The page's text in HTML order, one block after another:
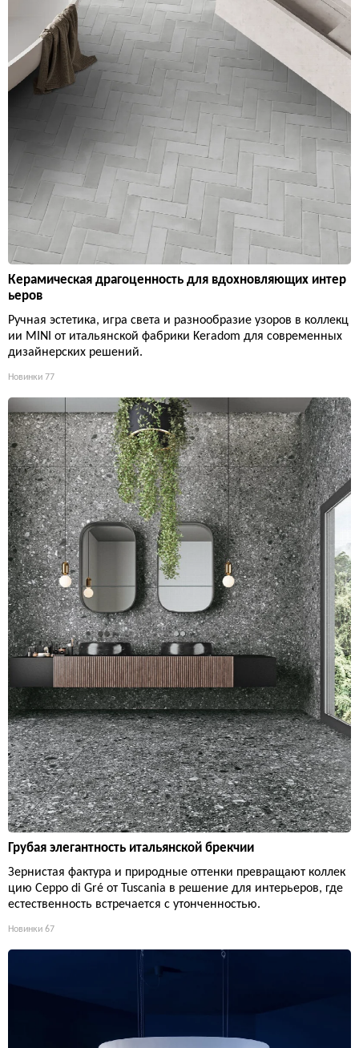
Керамическая драгоценность для вдохновляющих интер
ьеров
Ручная эстетика, игра света и разнообразие узоров в коллекц
ии MINI от итальянской фабрики Keradom для современных
дизайнерских решений.
Новинки 77
Грубая элегантность итальянской брекчии
Зернистая фактура и природные оттенки превращают коллек
цию Ceppo di Gré от Tuscania в решение для интерьеров, где
естественность встречается с утонченностью.
Новинки 67